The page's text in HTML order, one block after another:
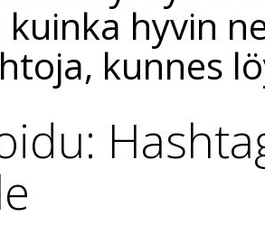
hyvin
kunnes